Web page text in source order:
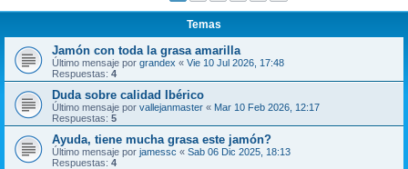
Temas
Jamón con toda la grasa amarilla
Último mensaje por grandex « Vie 10 Jul 2026, 17:48
Respuestas: 4
Duda sobre calidad Ibérico
Último mensaje por vallejanmaster « Mar 10 Feb 2026, 12:17
Respuestas: 5
Ayuda, tiene mucha grasa este jamón?
Último mensaje por jamessc « Sab 06 Dic 2025, 18:13
Respuestas: 4